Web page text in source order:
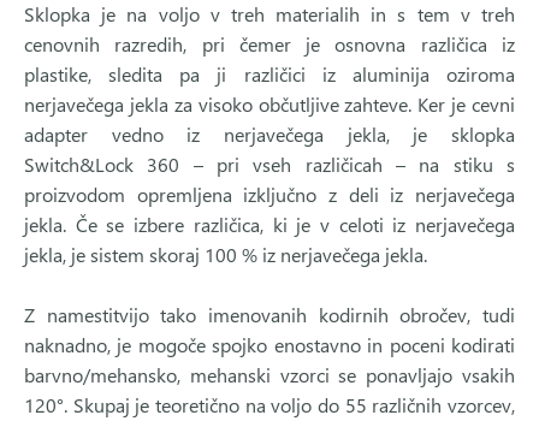
Sklopka je na voljo v treh materialih in s tem v treh
cenovnih razredih, pri čemer je osnovna različica iz
plastike, sledita pa ji različici iz aluminija oziroma
nerjavečega jekla za visoko občutljive zahteve. Ker je cevni
adapter vedno iz nerjavečega jekla, je sklopka
Switch&Lock 360 – pri vseh različicah – na stiku s
proizvodom opremljena izključno z deli iz nerjavečega
jekla. Če se izbere različica, ki je v celoti iz nerjavečega
jekla, je sistem skoraj 100 % iz nerjavečega jekla.
Z namestitvijo tako imenovanih kodirnih obročev, tudi
naknadno, je mogoče spojko enostavno in poceni kodirati
barvno/mehansko, mehanski vzorci se ponavljajo vsakih
120°. Skupaj je teoretično na voljo do 55 različnih vzorcev,